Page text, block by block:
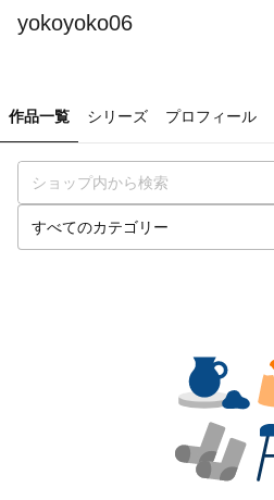
yokoyoko06
作品一覧 シリーズ プロフィール